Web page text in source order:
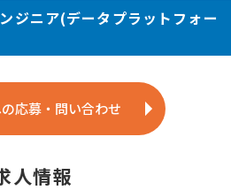
ジニア(データプラットフォー
応募・問い合わせ
人情報